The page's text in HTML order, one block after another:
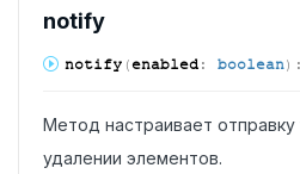
notify
notify (enabled: boolean)
Метод настраивает
удалении элементов.